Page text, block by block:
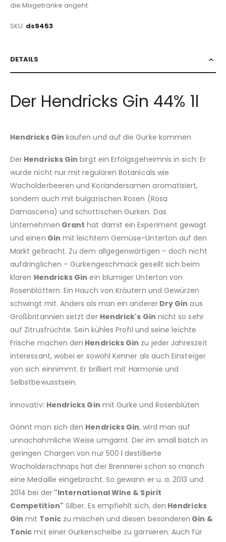
die Mixgetränke angeht.
SKU ds9453
DETAILS
Der Hendricks Gin 44% 1l
Hendricks Gin kaufen und auf die Gurke kommen
Der Hendricks Gin birgt ein Erfolgsgeheimnis in sich: Er
wurde nicht nur mit regulären Botanicals wie
Wacholderbeeren und Koriandersamen aromatisiert,
sondern auch mit bulgarischen Rosen (Rosa
Damascena) und schottischen Gurken. Das
Unternehmen Grant hat damit ein Experiment gewagt
und einen Gin mit leichtem Gemüse-Unterton auf den
Markt gebracht. Zu dem allgegenwärtigen – doch nicht
aufdringlichen – Gurkengeschmack gesellt sich beim
klaren Hendricks Gin ein blumiger Unterton von
Rosenblättern. Ein Hauch von Kräutern und Gewürzen
schwingt mit. Anders als man ein andererDry Gin aus
Großbritannien setzt der Hendrick's Gin nicht so sehr
auf Zitrusfrüchte. Sein kühles Profil und seine leichte
Frische machen den Hendricks Gin zu jeder Jahreszeit
interessant, wobei er sowohl Kenner als auch Einsteiger
von sich einnimmt. Er brilliert mit Harmonie und
Selbstbewusstsein.
Innovativ: Hendricks Gin mit Gurke und Rosenblüten
Gönnt man sich den Hendricks Gin, wird man auf
unnachahmliche Weise umgarnt. Der im small batch in
geringen Chargen von nur 500 l destillierte
Wacholderschnaps hat der Brennerei schon so manch
eine Medaille eingebracht. So gewann er u. a. 2013 und
2014 bei der"International Wine & Spirit
Competition" Silber. Es empfiehlt sich, den Hendricks
Gin mit Toniczu mischen und diesen besonderen Gin &
Tonic mit einer Gurkenscheibe zu garnieren. Auch für